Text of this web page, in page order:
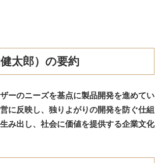
太郎）の要約
ーのニーズを基点に製品開発を進めてい
に反映し、独りよがりの開発を防ぐ仕組
み出し、社会に価値を提供する企業文化